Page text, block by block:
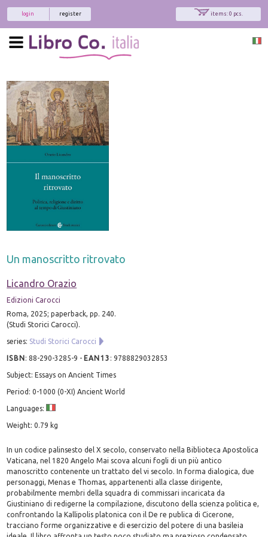
items: 0 pcs.
register
login
Un manoscritto ritrovato
Licandro Orazio
Edizioni Carocci
Roma, 2025; paperback, pp. 240.
(Studi Storici Carocci).
series: Studi Storici Carocci
ISBN:88-290-3285-9 - EAN13 :9788829032853
Subject: Essays on Ancient Times
Period: 0-1000 (0-XI) Ancient World
Languages:
Weight: 0.79 kg
In un codice palinsesto del X secolo, conservato nella Biblioteca Apostolica
Vaticana, nel 1820 Angelo Mai scova alcuni fogli di un più antico
manoscritto contenente un trattato del vi secolo. In forma dialogica, due
personaggi, Menas e Thomas, appartenenti alla classe dirigente,
probabilmente membri della squadra di commissari incaricata da
Giustiniano di redigerne la compilazione, discutono della scienza politica e,
confrontando la Kallipolis platonica con il De re publica di Cicerone,
tracciano forme organizzative e di esercizio del potere di una basileia